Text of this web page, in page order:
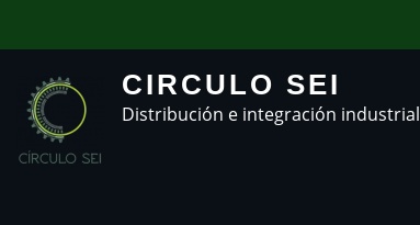
CIRCULO SEI
Distribución e integración industrial